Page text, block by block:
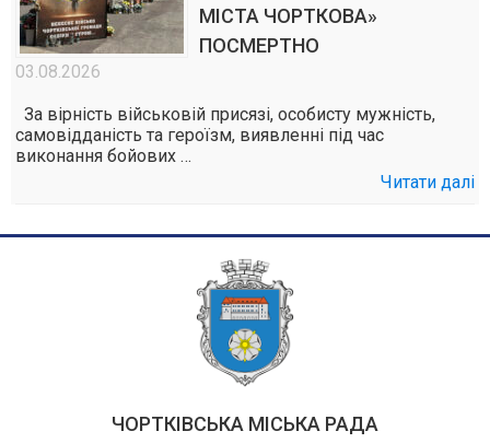
МІСТА ЧОРТКОВА»
ПОСМЕРТНО
03.08.2026
За вірність військовій присязі, особисту мужність,
самовідданість та героїзм, виявленні під час
виконання бойових …
Читати далі
ЧОРТКІВСЬКА МІСЬКА РАДА